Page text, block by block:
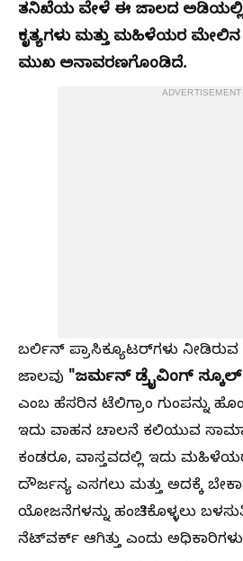
ತನಿಖೆಯ ವೇಳೆ ಈ ಜಾಲದ ಅಡಿಯಲ್ಲಿ
ಕೃತ್ಯಗಳು ಮತ್ತು ಮಹಿಳೆಯರ
ಮುಖ ಅನಾವರಣಗೊಂಡಿದೆ.
ADVERTISEMENT
ಬರ್ಲಿನ್ ಪ್ರಾಸಿಕ್ಯೂಟರ್‌ಗಳು
ಜಾಲವು "ಜರ್ಮನ್ ಡ್ರೈವಿಂಗ್ ಸ್ಕೂಲ್
ಎಂಬ ಹೆಸರಿನ ಟೆಲಿಗ್ರಾಂ ಗುಂಪನ್ನು
ಇದು ವಾಹನ ಚಾಲನೆ ಕಲಿಯುವ
ಕಂಡರೂ, ವಾಸ್ತವದಲ್ಲಿ ಇದು
ದೌರ್ಜನ್ಯ ಎಸಗಲು ಮತ್ತು ಅದಕ್ಕೆ
ಯೋಜನೆಗಳನ್ನು ಹಂಚಿಕೊಳ್ಳಲು
ನೆಟ್‌ವರ್ಕ್ ಆಗಿತ್ತು ಎಂದು ಅಧಿಕಾರಿಗಳು